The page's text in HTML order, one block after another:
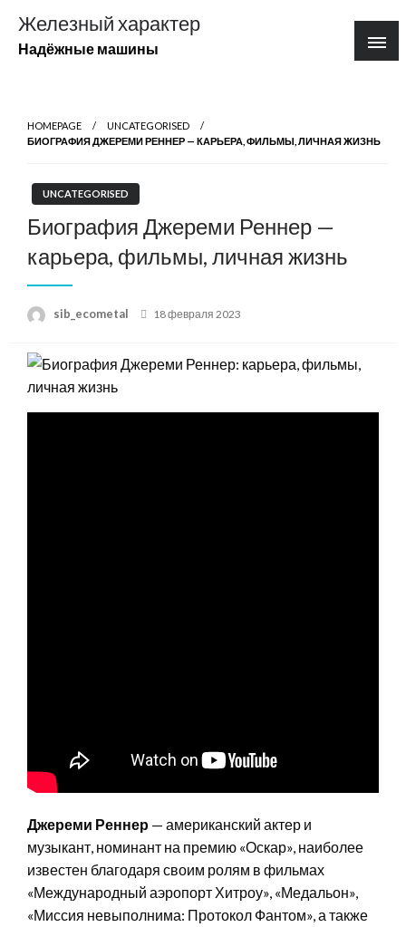
содержимому
Железный характер
Надёжные машины
HOMEPAGE
UNCATEGORISED
БИОГРАФИЯ ДЖЕРЕМИ РЕННЕР — КАРЬЕРА, ФИЛЬМЫ, ЛИЧНАЯ ЖИЗНЬ
UNCATEGORISED
Биография Джереми Реннер —
карьера, фильмы, личная жизнь
sib_ecometal
Posted
18 февраля 2023
Джереми Реннер — американский актер и
музыкант, номинант на премию «Оскар», наиболее
известен благодаря своим ролям в фильмах
«Международный аэропорт Хитроу», «Медальон»,
«Миссия невыполнима: Протокол Фантом», а также